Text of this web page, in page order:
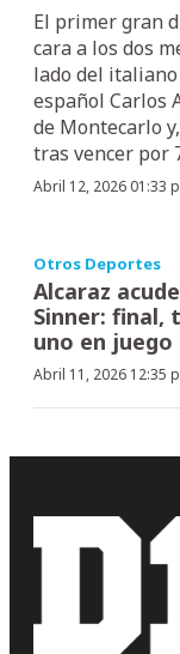
El primer gran
cara a los dos
lado del
español Carlos
de Montecarlo
tras vencer por
Abril 12, 2026 01:33
Otros Deportes
Alcaraz
Sinner: final,
uno en juego
Abril 11, 2026 12:35